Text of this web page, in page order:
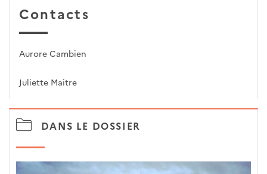
Contacts
Aurore Cambien
Juliette Maitre
DANS LE DOSSIER